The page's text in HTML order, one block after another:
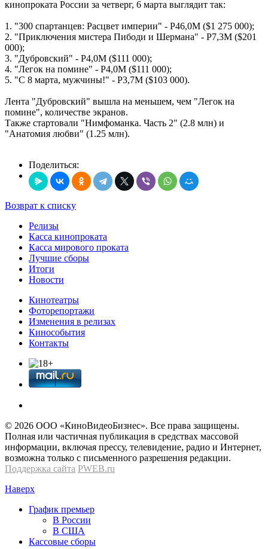
кинопроката России за четверг, 6 марта выглядит так:
1. "300 спартанцев: Расцвет империи" - Р46,0М ($1 275 000);
2. "Приключения мистера Пибоди и Шермана" - Р7,3М ($201
000);
3. "Дубровский" - Р4,0М ($111 000);
4. "Легок на помине" - Р4,0М ($111 000);
5. "C 8 марта, мужчины!" - Р3,7М ($103 000).
Лента "Дубровский" вышла на меньшем, чем "Легок на
помине", количестве экранов.
Также стартовали "Нимфоманка. Часть 2" (2.8 млн) и
"Анатомия любви" (1.25 млн).
Поделиться:
Возврат к списку
Релизы
Касса кинопроката
Касса мирового проката
Лучшие сборы
Итоги
Новости
Кинотеатры
Фоторепортажи
Изменения в релизах
Кинособытия
Контакты
© 2026 OOО «КиноВидеоБизнес». Все права защищены.
Полная или частичная публикация в средствах массовой
информации, включая прессу, телевидение, радио и Интернет,
возможна только с письменного разрешения редакции.
Поддержка сайта PWEB.ru
Наверх
График премьер
В России
В США
Кассовые сборы